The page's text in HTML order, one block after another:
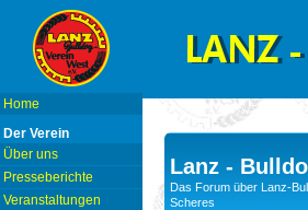
Home
Der Verein
Über uns
Presseberichte
Veranstaltungen
Lanz -
Das Forum über Lanz-
Scheres